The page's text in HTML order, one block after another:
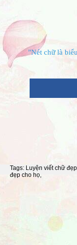
"Nét chữ là
Tags: Luyện viết chữ đẹp
đẹp cho họ,